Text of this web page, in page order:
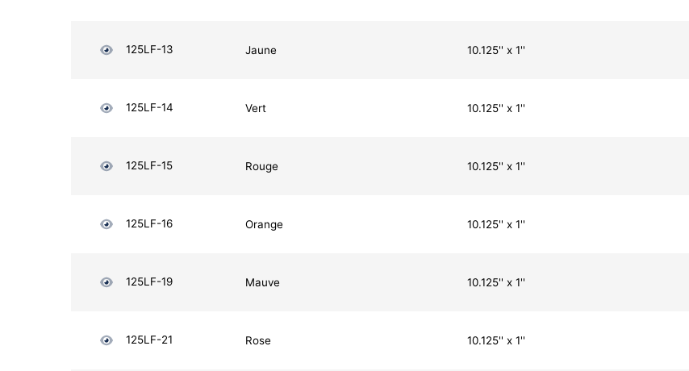
125LF-13 Jaune 10.125'' x 1''
125LF-14 Vert 10.125'' x 1''
125LF-15 Rouge 10.125'' x 1''
125LF-16 Orange 10.125'' x 1''
125LF-19 Mauve 10.125'' x 1''
125LF-21 Rose 10.125'' x 1''